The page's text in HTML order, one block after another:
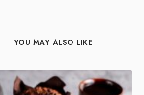
YOU MAY ALSO LIKE